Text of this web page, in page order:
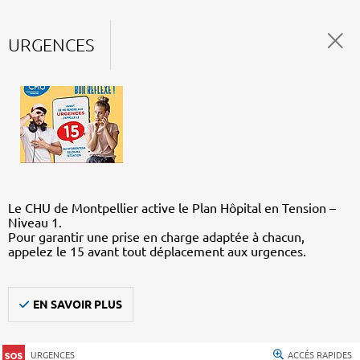
URGENCES
Le CHU de Montpellier active le Plan Hôpital en Tension –
Niveau 1.
Pour garantir une prise en charge adaptée à chacun,
appelez le 15 avant tout déplacement aux urgences.
EN SAVOIR PLUS
URGENCES ACCÈS RAPIDES